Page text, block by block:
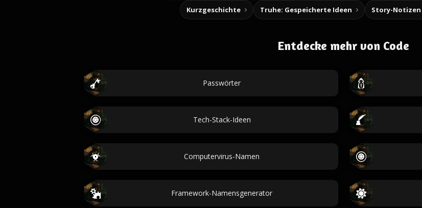
Kurzgeschichte Truhe: Gespeicherte Ideen
Entdecke mehr von Code
Passwörter
Tech-Stack-Ideen
Computervirus-Namen
Framework-Namensgenerator